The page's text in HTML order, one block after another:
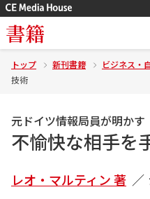
書籍
トップ 新刊書籍 ビジネス・
技術
元ドイツ情報局員が明かす
不愉快な相手を
レオ・マルティン 著